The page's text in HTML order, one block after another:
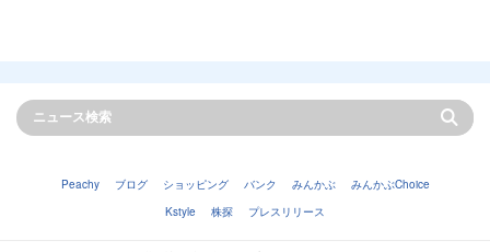
Peachy ブログ ショッピング バンク みんかぶ
みんかぶChoice
Kstyle
株探 プレスリリース